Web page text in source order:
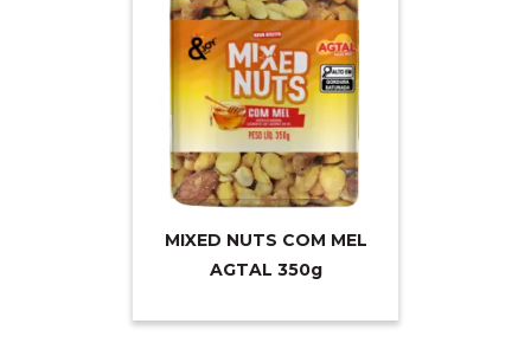
MIXED NUTS COM MEL
AGTAL 350g